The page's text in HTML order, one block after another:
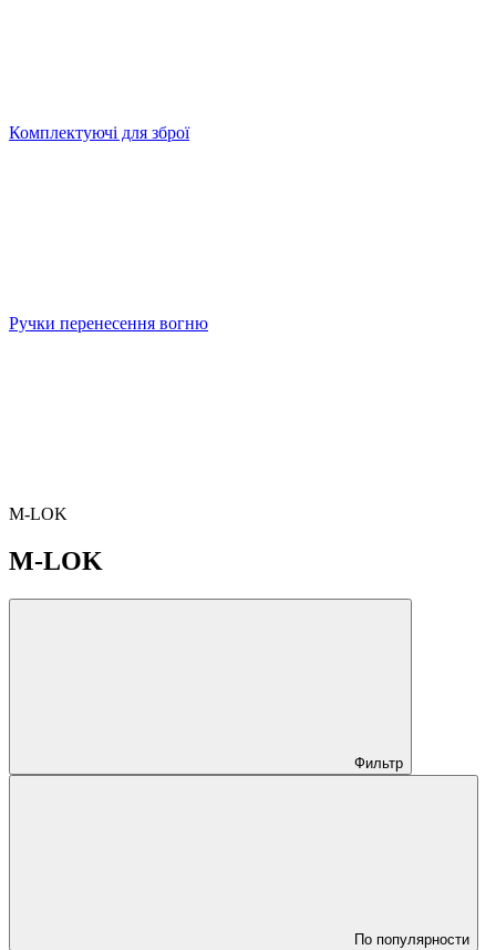
Комплектуючі для зброї
Ручки перенесення вогню
M-LOK
M-LOK
Фильтр
По популярности